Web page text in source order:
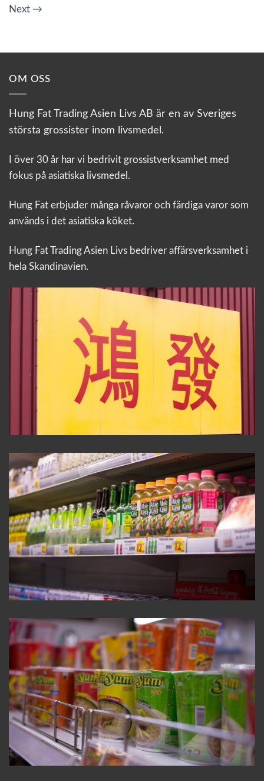
Next →
OM OSS
Hung Fat Trading Asien Livs AB är en av Sveriges
största grossister inom livsmedel.
I över 30 år har vi bedrivit grossistverksamhet med
fokus på asiatiska livsmedel.
Hung Fat erbjuder många råvaror och färdiga varor som
används i det asiatiska köket.
Hung Fat Trading Asien Livs bedriver affärsverksamhet i
hela Skandinavien.